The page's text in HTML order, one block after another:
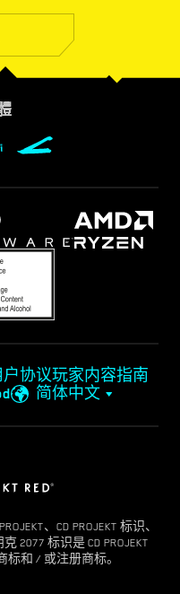
户协议玩家内容指南
简体中文
、CD PROJEKT 标识、
2077 标识是 CD PROJEKT
标和 / 或注册商标。